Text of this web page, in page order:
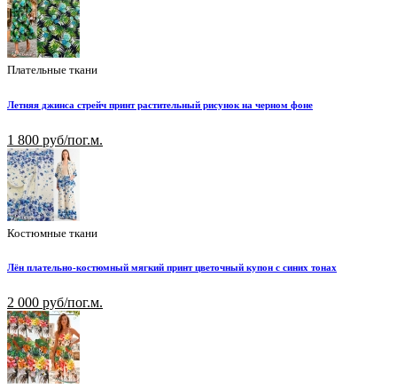
Плательные ткани
Летняя джинса стрейч принт растительный рисунок на черном фоне
1 800 руб/пог.м.
Костюмные ткани
Лён плательно-костюмный мягкий принт цветочный купон с синих тонах
2 000 руб/пог.м.